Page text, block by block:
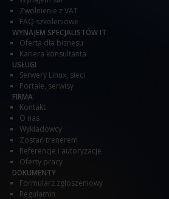
Zwolnienie z VAT
FAQ szkoleniowe
WYNAJEM SPECJALISTÓW IT
Oferta dla biznesu
Kariera konsultanta
USŁUGI
Serwery Linux, sieci
Portale, serwisy
FIRMA
Kontakt
O nas
Wykładowcy
Zostań trenerem
Referencje i autoryzacje
Oferty pracy
DOKUMENTY
Formularz zgłoszeniowy
Regulamin